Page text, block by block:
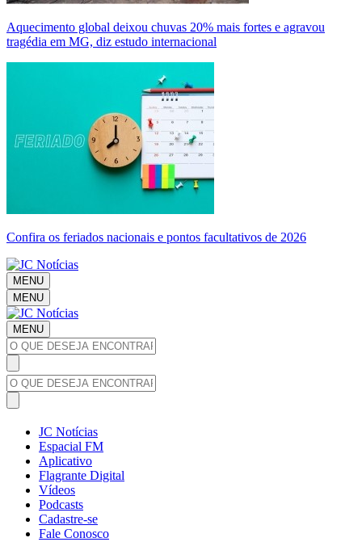
Aquecimento global deixou chuvas 20% mais fortes e agravou
tragédia em MG, diz estudo internacional
Confira os feriados nacionais e pontos facultativos de 2026
MENU
MENU
MENU
JC Notícias
Espacial FM
Aplicativo
Flagrante Digital
Vídeos
Podcasts
Cadastre-se
Fale Conosco